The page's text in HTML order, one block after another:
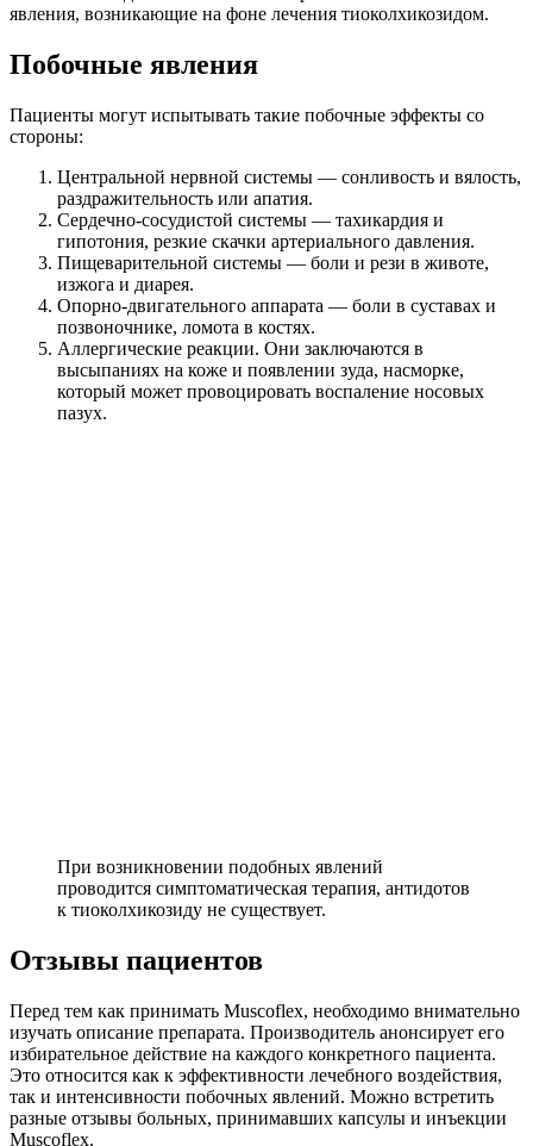
явления, возникающие на фоне лечения тиоколхикозидом.
Побочные явления
Пациенты могут испытывать такие побочные эффекты со
стороны:
Центральной нервной системы — сонливость и вялость,
раздражительность или апатия.
Сердечно-сосудистой системы — тахикардия и
гипотония, резкие скачки артериального давления.
Пищеварительной системы — боли и рези в животе,
изжога и диарея.
Опорно-двигательного аппарата — боли в суставах и
позвоночнике, ломота в костях.
Аллергические реакции. Они заключаются в
высыпаниях на коже и появлении зуда, насморке,
который может провоцировать воспаление носовых
пазух.
При возникновении подобных явлений
проводится симптоматическая терапия, антидотов
к тиоколхикозиду не существует.
Отзывы пациентов
Перед тем как принимать Muscoflex, необходимо внимательно
изучать описание препарата. Производитель анонсирует его
избирательное действие на каждого конкретного пациента.
Это относится как к эффективности лечебного воздействия,
так и интенсивности побочных явлений. Можно встретить
разные отзывы больных, принимавших капсулы и инъекции
Muscoflex.